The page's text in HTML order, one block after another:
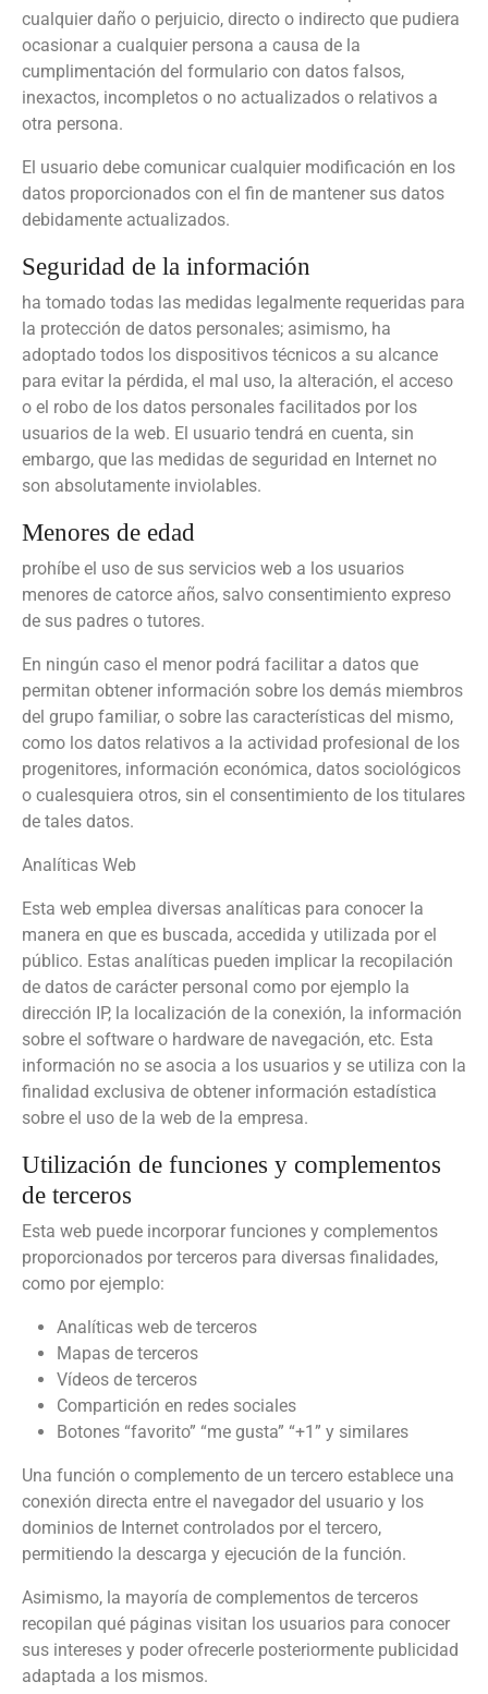
cualquier daño o perjuicio, directo o indirecto que pudiera
ocasionar a cualquier persona a causa de la
cumplimentación del formulario con datos falsos,
inexactos, incompletos o no actualizados o relativos a
otra persona.
El usuario debe comunicar cualquier modificación en los
datos proporcionados con el fin de mantener sus datos
debidamente actualizados.
Seguridad de la información
ha tomado todas las medidas legalmente requeridas para
la protección de datos personales; asimismo, ha
adoptado todos los dispositivos técnicos a su alcance
para evitar la pérdida, el mal uso, la alteración, el acceso
o el robo de los datos personales facilitados por los
usuarios de la web. El usuario tendrá en cuenta, sin
embargo, que las medidas de seguridad en Internet no
son absolutamente inviolables.
Menores de edad
prohíbe el uso de sus servicios web a los usuarios
menores de catorce años, salvo consentimiento expreso
de sus padres o tutores.
En ningún caso el menor podrá facilitar a datos que
permitan obtener información sobre los demás miembros
del grupo familiar, o sobre las características del mismo,
como los datos relativos a la actividad profesional de los
progenitores, información económica, datos sociológicos
o cualesquiera otros, sin el consentimiento de los titulares
de tales datos.
Analíticas Web
Esta web emplea diversas analíticas para conocer la
manera en que es buscada, accedida y utilizada por el
público. Estas analíticas pueden implicar la recopilación
de datos de carácter personal como por ejemplo la
dirección IP, la localización de la conexión, la información
sobre el software o hardware de navegación, etc. Esta
información no se asocia a los usuarios y se utiliza con la
finalidad exclusiva de obtener información estadística
sobre el uso de la web de la empresa.
Utilización de funciones y complementos
de terceros
Esta web puede incorporar funciones y complementos
proporcionados por terceros para diversas finalidades,
como por ejemplo:
Analíticas web de terceros
Mapas de terceros
Vídeos de terceros
Compartición en redes sociales
Botones “favorito” “me gusta” “+1” y similares
Una función o complemento de un tercero establece una
conexión directa entre el navegador del usuario y los
dominios de Internet controlados por el tercero,
permitiendo la descarga y ejecución de la función.
Asimismo, la mayoría de complementos de terceros
recopilan qué páginas visitan los usuarios para conocer
sus intereses y poder ofrecerle posteriormente publicidad
adaptada a los mismos.